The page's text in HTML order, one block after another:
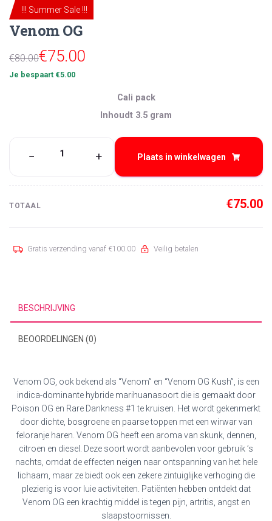
!!! Summer Sale !!!
Venom OG
€80.00
Oorspronkelijke
prijs
€75.00
Huidige
prijs
Je bespaart €5.00
Cali pack
Inhoudt 3.5 gram
− + Plaats in winkelwagen
TOTAAL €75.00
Gratis verzending vanaf €100.00 Veilig betalen
BESCHRIJVING
BEOORDELINGEN (0)
Venom OG, ook bekend als “Venom” en “Venom OG Kush”, is een
indica-dominante hybride marihuanasoort die is gemaakt door
Poison OG en Rare Dankness #1 te kruisen. Het wordt gekenmerkt
door dichte, bosgroene en paarse toppen met een wirwar van
feloranje haren. Venom OG heeft een aroma van skunk, dennen,
citroen en diesel. Deze soort wordt aanbevolen voor gebruik ’s
nachts, omdat de effecten neigen naar ontspanning van het hele
lichaam, maar ze biedt ook een zekere zintuiglijke verhoging die
plezierig is voor luie activiteiten. Patiënten hebben ontdekt dat
Venom OG een krachtig middel is tegen pijn, artritis, angst en
slaapstoornissen.